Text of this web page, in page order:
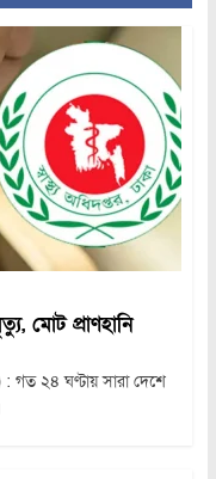
মোট প্রাণহানি
: গত ২৪ ঘণ্টায় সারা দেশে